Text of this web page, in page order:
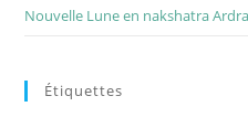
Nouvelle Lune en nakshatra Ardra
Étiquettes